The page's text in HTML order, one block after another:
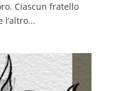
Ciascun fratello
l’altro...